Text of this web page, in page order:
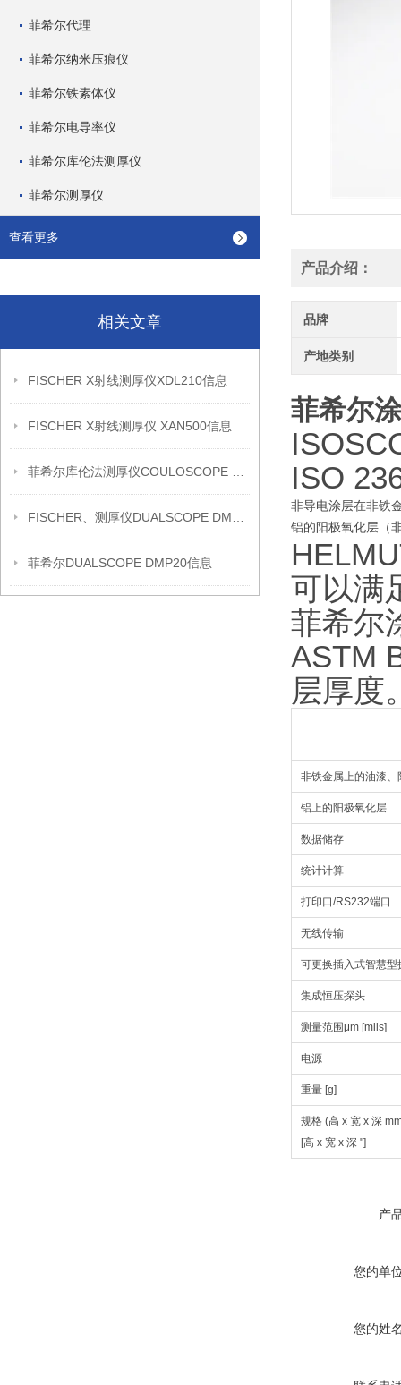
菲希尔代理
菲希尔纳米压痕仪
菲希尔铁素体仪
菲希尔电导率仪
菲希尔库伦法测厚仪
菲希尔测厚仪
查看更多
相关文章
FISCHER X射线测厚仪XDL210信息
FISCHER X射线测厚仪 XAN500信息
菲希尔DUALSCOPE DMP20信息
产品介绍：
品牌
产地类别
菲希尔
ISO
非导电涂层在非铁
铝的阳极氧化层（
可以满
菲希尔
ASTM
层厚度
非铁金属上的油漆
铝上的阳极氧化层
数据储存
统计计算
打印口/RS232端口
无线传输
可更换插入式智慧型
集成恒压探头
测量范围μm [mils]
电源
重量 [g]
规格 (高 x 宽 x 深
[高 x 宽 x 深 "]
产
您的单
您的姓